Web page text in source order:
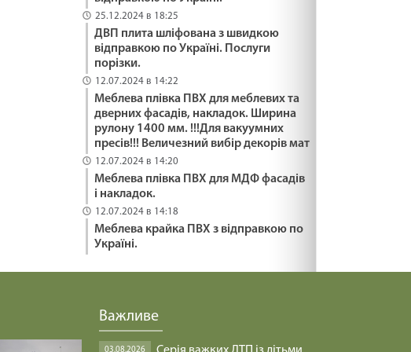
25.12.2024 в 18:25
ДВП плита шліфована з швидкою
відправкою по Україні. Послуги
порізки.
12.07.2024 в 14:22
Меблева плівка ПВХ для меблевих та
дверних фасадів, накладок. Ширина
рулону 1400 мм. !!!Для вакуумних
пресів!!! Величезний вибір декорів мат
12.07.2024 в 14:20
Меблева плівка ПВХ для МДФ фасадів
і накладок.
12.07.2024 в 14:18
Меблева крайка ПВХ з відправкою по
Україні.
Важливе
03.08.2026